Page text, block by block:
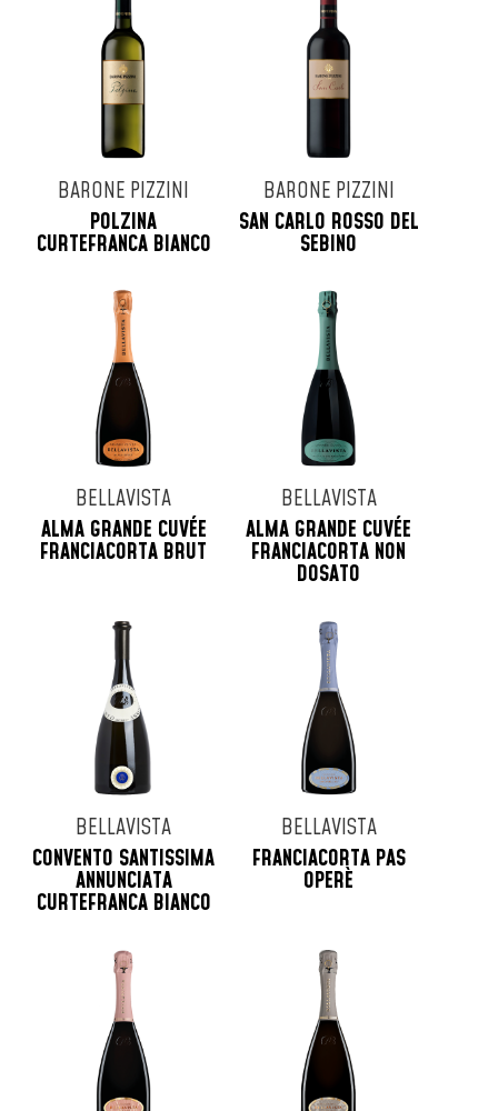
Tenuta Masseto
Tenuta San Guido
Tenute Dei Ciclopi
Terre D'Aenor
Uberti
Veuve Cliquot
Vigna Dorata
Villa Simone
Zenato
BARONE PIZZINI
POLZINA
CURTEFRANCA BIANCO
BARONE PIZZINI
SAN CARLO ROSSO DEL
SEBINO
BELLAVISTA
ALMA GRANDE CUVÉE
FRANCIACORTA BRUT
BELLAVISTA
ALMA GRANDE CUVÉE
FRANCIACORTA NON
DOSATO
BELLAVISTA
CONVENTO SANTISSIMA
ANNUNCIATA
CURTEFRANCA BIANCO
BELLAVISTA
FRANCIACORTA PAS
OPERÈ